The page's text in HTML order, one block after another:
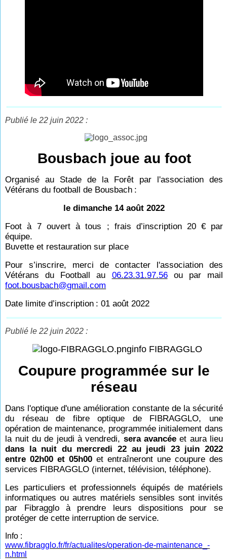
Publié le 22 juin 2022 :
Bousbach joue au foot
Organisé au Stade de la Forêt par l'association des
Vétérans du football de Bousbach :
le dimanche 14 août 2022
Foot à 7 ouvert à tous ; frais d’inscription 20 € par
équipe.
Buvette et restauration sur place
Pour s’inscrire, merci de contacter l'association des
Vétérans du Football au 06.23.31.97.56ou par mail
foot.bousbach@gmail.com
Date limite d’inscription : 01 août 2022
Publié le 22 juin 2022 :
info FIBRAGGLO
Coupure programmée sur le
réseau
Dans l'optique d'une amélioration constante de la sécurité
du réseau de fibre optique de FIBRAGGLO, une
opération de maintenance, programmée initialement dans
la nuit du de jeudi à vendredi, sera avancéeet aura lieu
dans la nuit du mercredi 22 au jeudi 23 juin 2022
entre 02h00 et 05h00 et entraîneront une coupure des
services FIBRAGGLO (internet, télévision, téléphone).
Les particuliers et professionnels équipés de matériels
informatiques ou autres matériels sensibles sont invités
par Fibragglo à prendre leurs dispositions pour se
protéger de cette interruption de service.
Info :
www.fibragglo.fr/fr/actualites/operation-de-maintenance_-
n.html